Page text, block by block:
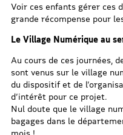
Voir ces enfants gérer ces
grande récompense pour
Le Village Numérique au
Au cours de ces journées,
sont venus sur le village
du dispositif et de
d’intérêt pour ce projet.
Nul doute que le village
bagages dans le
mois !